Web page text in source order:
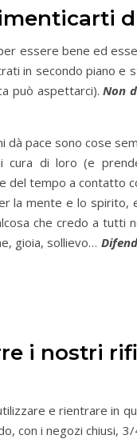
essere bene ed
in secondo piano e
può aspettarci).Non
dà pace sono cose
cura di loro (e
tempo a contatto
la mente e lo spirito,
che credo a tutti
gioia, sollievo…
i nostri
e rientrare in
con i negozi chiusi,